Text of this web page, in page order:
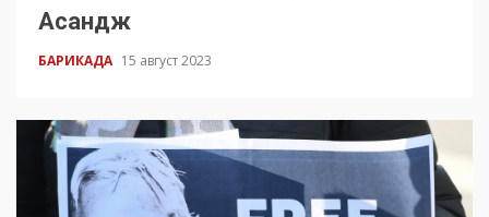
Асандж
БАРИКАДА 15 август 2023